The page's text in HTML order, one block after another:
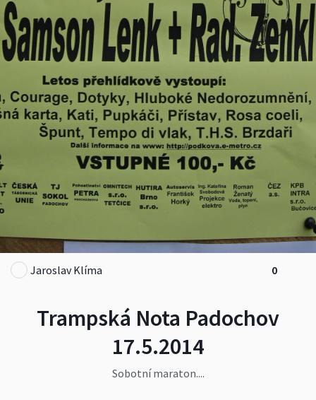
Trampská Nota Padochov
17.5.2014
Sobotní maraton....
Jaroslav Klíma 0